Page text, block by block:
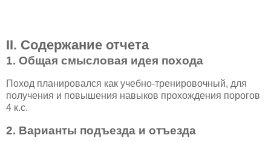
II. Содержание отчета
1. Общая смысловая идея похода
Поход планировался как учебно-тренировочный, для
получения и повышения навыков прохождения порогов
4 к.с.
2. Варианты подъезда и отъезда